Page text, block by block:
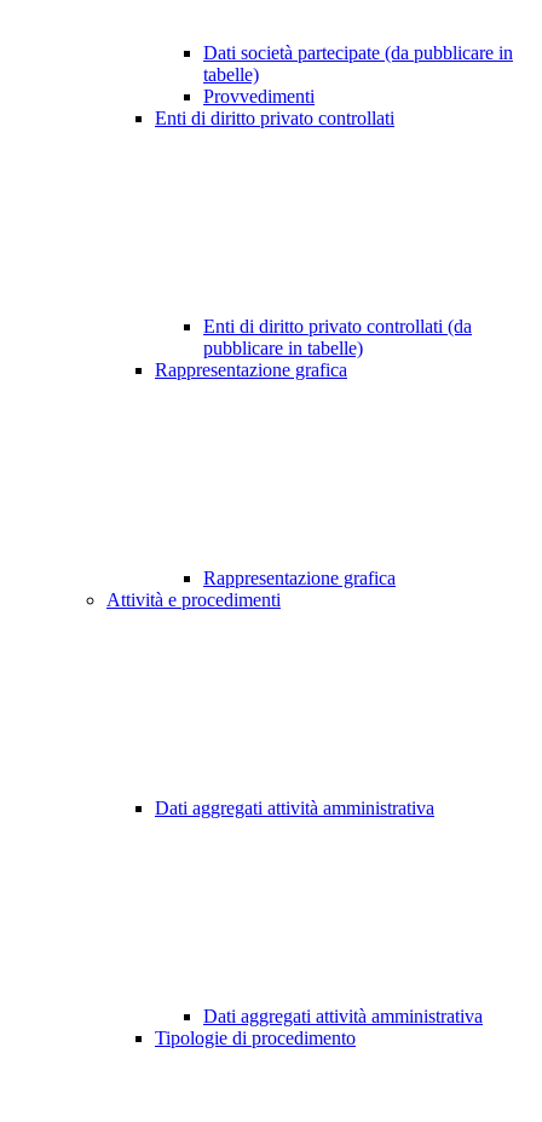
Dati società partecipate (da pubblicare in
tabelle)
Provvedimenti
Enti di diritto privato controllati
Enti di diritto privato controllati (da
pubblicare in tabelle)
Rappresentazione grafica
Rappresentazione grafica
Attività e procedimenti
Dati aggregati attività amministrativa
Dati aggregati attività amministrativa
Tipologie di procedimento